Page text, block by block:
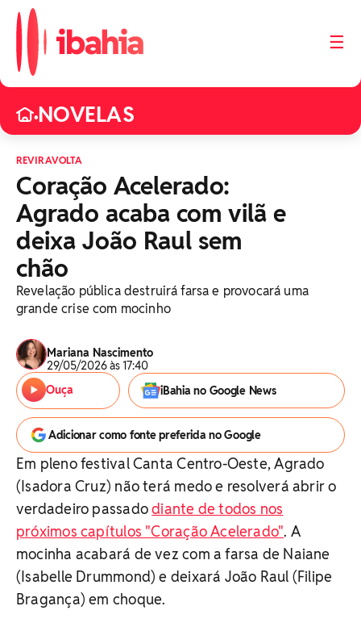
☰
•NOVELAS
REVIRAVOLTA
Coração Acelerado:
Agrado acaba com vilã e
deixa João Raul sem
chão
Revelação pública destruirá farsa e provocará uma
grande crise com mocinho
Mariana Nascimento
29/05/2026 às 17:40
Ouça
iBahia no Google News
Adicionar como fonte preferida no Google
Em pleno festival Canta Centro-Oeste, Agrado
(Isadora Cruz) não terá medo e resolverá abrir o
verdadeiro passadodiante de todos nos
próximos capítulos "Coração Acelerado". A
mocinha acabará de vez com a farsa de Naiane
(Isabelle Drummond) e deixará João Raul (Filipe
Bragança) em choque.